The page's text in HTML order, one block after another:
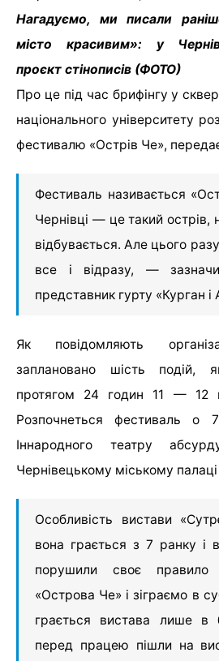
Нагадуємо, ми писали
місто красивим»: у
проєкт стінописів (ФОТО)
Про це під час брифінгу у
національного університету
фестивалю «Острів Че»,
Фестиваль називається
Чернівці — це такий острів,
відбувається. Але цього
все і відразу, —
представник гурту «Курган і
Як повідомляють
заплановано шість подій,
протягом 24 годин 11 — 12
Розпочнеться фестиваль о
Іннародного театру
Чернівецькому міському
Особливість вистави
вона грається з 7 ранку і
порушили своє правило
«Острова Че» і зіграємо в
грається вистава лише
перед працею пішли на